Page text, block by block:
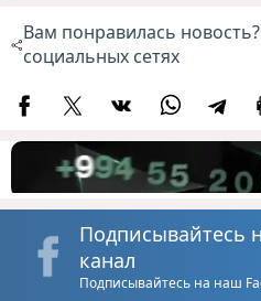
Вам понравилась
социальных сетях
Подписывайтесь
канал
Подписывайтесь на наш